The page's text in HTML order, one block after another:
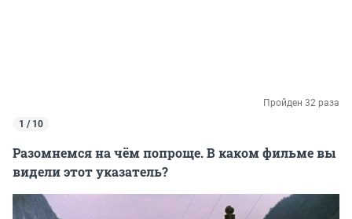
Пройден 32 раза
1 / 10
Разомнемся на чём попроще. В каком фильме вы
видели этот указатель?